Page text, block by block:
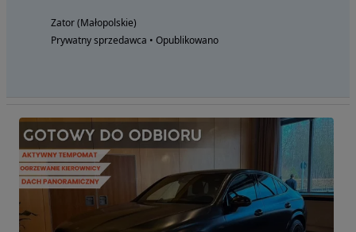
Zator (Małopolskie)
Prywatny sprzedawca • Opublikowano